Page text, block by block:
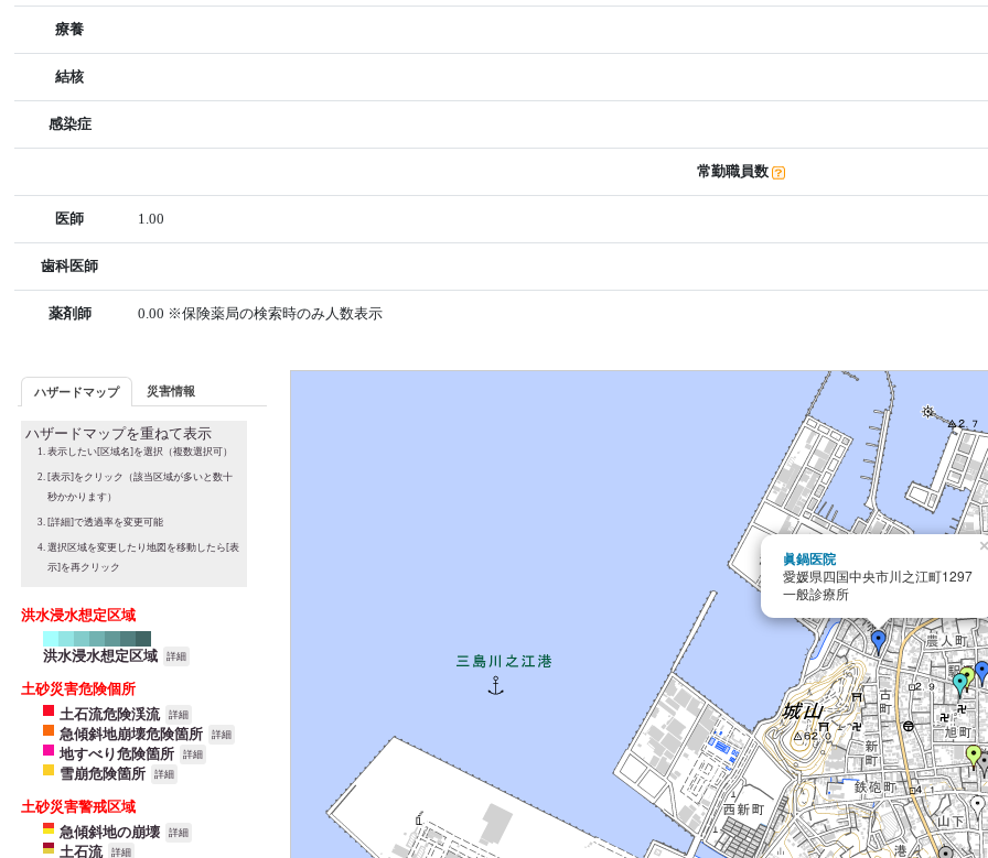
療養
結核
感染症
常勤職員数
医師 1.00
歯科医師
薬剤師 0.00 ※保険薬局の検索時のみ人数表示
ハザードマップ 災害情報
ハザードマップを重ねて表示
表示したい[区域名]を選択（複数選択可）
[表示]をクリック（該当区域が多いと数十
秒かかります）
[詳細]で透過率を変更可能
選択区域を変更したり地図を移動したら[表
示]を再クリック
洪水浸水想定区域
洪水浸水想定区域 詳細
土砂災害危険個所
土石流危険渓流
詳細
急傾斜地崩壊危険箇所 詳細
地すべり危険箇所 詳細
雪崩危険箇所 詳細
土砂災害警戒区域
急傾斜地の崩壊
詳細
土石流 詳細
眞鍋医院
愛媛県四国中央市川之江町1297
一般診療所
×